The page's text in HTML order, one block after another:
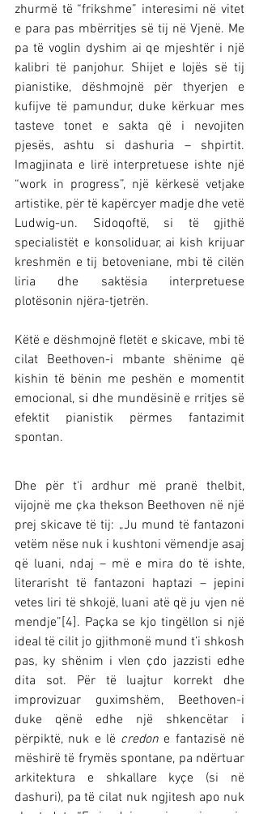
zhurmë të “frikshme” interesimi në vitet
e para pas mbërritjes së tij në Vjenë. Me
pa të voglin dyshim ai qe mjeshtër i një
kalibri të panjohur. Shijet e lojës së tij
pianistike, dëshmojnë për thyerjen e
kufijve të pamundur, duke kërkuar mes
tasteve tonet e sakta që i nevojiten
pjesës, ashtu si dashuria – shpirtit.
Imagjinata e lirë interpretuese ishte një
“work in progress”, një kërkesë vetjake
artistike, për të kapërcyer madje dhe vetë
Ludwig-un. Sidoqoftë, si të gjithë
specialistët e konsoliduar, ai kish krijuar
kreshmën e tij betoveniane, mbi të cilën
liria dhe saktësia interpretuese
plotësonin njëra-tjetrën.
Këtë e dëshmojnë fletët e skicave, mbi të
cilat Beethoven-i mbante shënime që
kishin të bënin me peshën e momentit
emocional, si dhe mundësinë e rritjes së
efektit pianistik përmes fantazimit
spontan.
Dhe për t‘i ardhur më pranë thelbit,
vijojnë me çka thekson Beethoven në një
prej skicave të tij: „Ju mund të fantazoni
vetëm nëse nuk i kushtoni vëmendje asaj
që luani, ndaj – më e mira do të ishte,
literarisht të fantazoni haptazi – jepini
vetes liri të shkojë, luani atë që ju vjen në
mendje”[4]. Paçka se kjo tingëllon si një
ideal të cilit jo gjithmonë mund t’i shkosh
pas, ky shënim i vlen çdo jazzisti edhe
dita sot. Për të luajtur korrekt dhe
improvizuar guximshëm, Beethoven-i
duke qënë edhe një shkencëtar i
përpiktë, nuk e lë credon e fantazisë në
mëshirë të frymës spontane, pa ndërtuar
arkitektura e shkallare kyçe (si në
dashuri), pa të cilat nuk ngjitesh apo nuk